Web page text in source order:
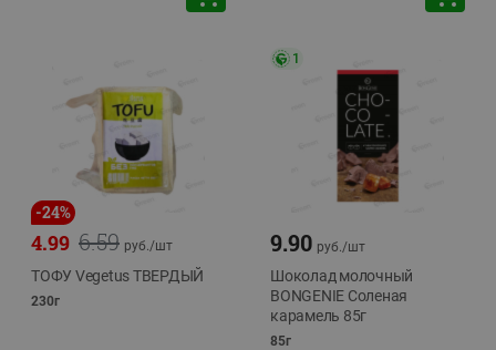
-24%
6.59
4.99 руб./шт
ТОФУ Vegetus ТВЕРДЫЙ
230г
1
9.90 руб./шт
Шоколад молочный
BONGENIE Соленая
карамель 85г
85г